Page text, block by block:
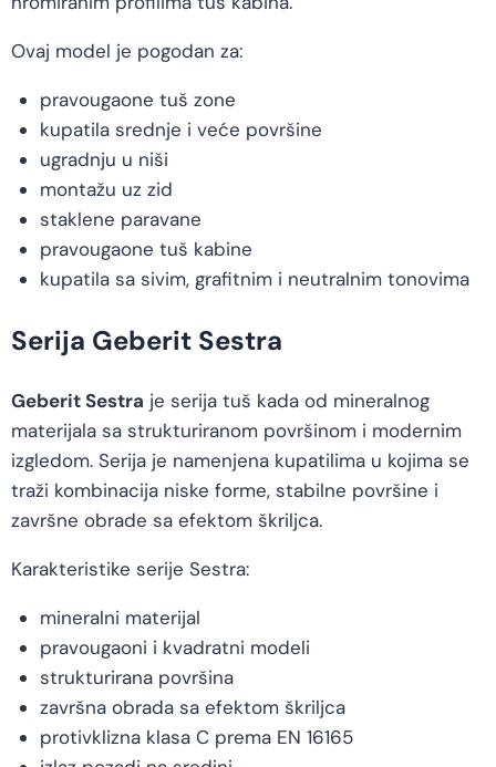
Ovaj model je pogodan za:
pravougaone tuš zone
kupatila srednje i veće površine
ugradnju u niši
montažu uz zid
staklene paravane
pravougaone tuš kabine
kupatila sa sivim, grafitnim i neutralnim tonovima
Serija Geberit Sestra
Geberit Sestra je serija tuš kada od mineralnog
materijala sa strukturiranom površinom i modernim
izgledom. Serija je namenjena kupatilima u kojima se
traži kombinacija niske forme, stabilne površine i
završne obrade sa efektom škriljca.
Karakteristike serije Sestra:
mineralni materijal
pravougaoni i kvadratni modeli
strukturirana površina
završna obrada sa efektom škriljca
protivklizna klasa C prema EN 16165